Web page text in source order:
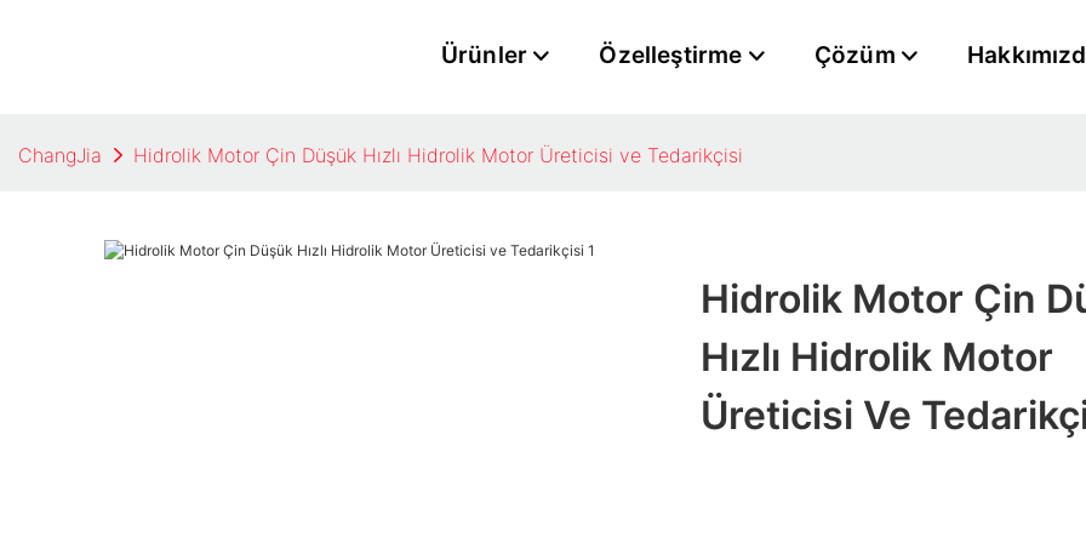
Ürünler Özelleştirme Çözüm
ChangJia Hidrolik Motor Çin Düşük Hızlı Hidrolik Motor Üreticisi ve Tedarikçisi
Hidrolik Motor Çin
Hızlı Hidrolik Motor
Üreticisi Ve